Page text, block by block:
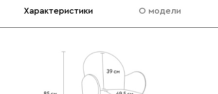
Характеристики О модели